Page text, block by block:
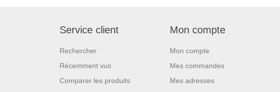
Service client
Rechercher
Récemment vus
Comparer les produits
Mon compte
Mon compte
Mes commandes
Mes adresses